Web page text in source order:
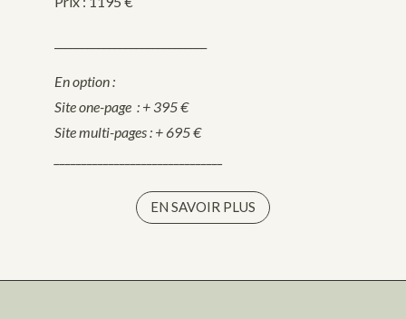
En option :
Site one-page : + 395 €
Site multi-pages : + 695 €
EN SAVOIR PLUS